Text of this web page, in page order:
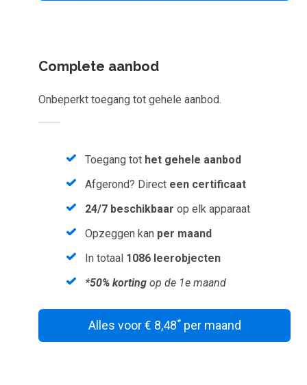
Complete aanbod
Onbeperkt toegang tot gehele aanbod.
Toegang tot het gehele aanbod
Afgerond? Direct een certificaat
24/7 beschikbaar op elk apparaat
Opzeggen kan per maand
In totaal 1086 leerobjecten
*50% korting op de 1e maand
Alles voor € 8,48*per maand